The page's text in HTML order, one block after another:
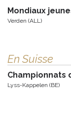
Mondiaux
Verden (ALL)
En Suisse
Championnats
Lyss-Kappelen (BE)